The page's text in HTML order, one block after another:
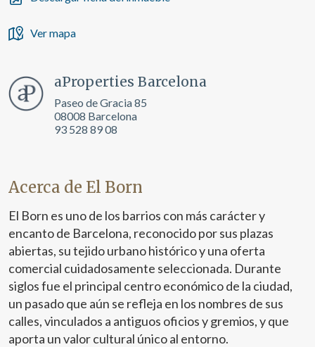
Ver mapa
aProperties Barcelona
Paseo de Gracia 85
08008 Barcelona
93 528 89 08
Acerca de El Born
El Born es uno de los barrios con más carácter y
encanto de Barcelona, reconocido por sus plazas
abiertas, su tejido urbano histórico y una oferta
comercial cuidadosamente seleccionada. Durante
siglos fue el principal centro económico de la ciudad,
un pasado que aún se refleja en los nombres de sus
calles, vinculados a antiguos oficios y gremios, y que
aporta un valor cultural único al entorno.